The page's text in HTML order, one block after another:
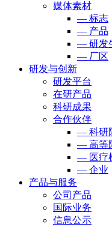
媒体素材
— 标志
— 产品
— 研发
— 厂区
研发与创新
研发平台
在研产品
科研成果
合作伙伴
— 科研
— 高等
— 医疗
— 企业
产品与服务
公司产品
国际业务
信息公示